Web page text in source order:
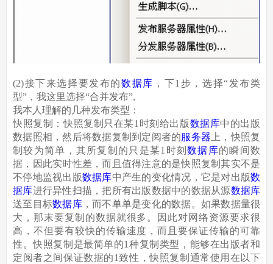
(2)接下来选择要发布的数据库 ，下1步，选择“发布类
型”，我这里选择“合并发布”,
我本人理解的几种发布类型：
快照复制：快照复制只在某1时刻给出版数据库中的出版
数据照相，然后将数据复制到定阅者的服务器 上，快照复
制较为简单，其所复制的只是某1时刻数据库的瞬间数
据，因此实时性差，而且值得注意的是快照复制其实不是
不停地监视出版数据库中产生的变化情况，它是对出版数
据库进行异性扫描，把所有出版数据中的数据从源数据库
送至目标数据库，而不单单是变化的数据。如果数据量很
大，那末要复制的数据就很多。因此对网络资源要求很
高，不但要有较快的传输速度，而且要保证传输的可靠
性。快照复制是最简单的1种复制类型，能够在出版者和
定阅者之间保证数据的1致性，快照复制通常使用在以下